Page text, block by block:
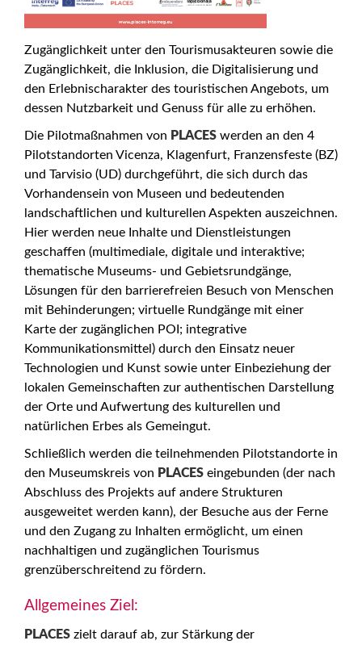
Zugänglichkeit unter den Tourismusakteuren sowie die
Zugänglichkeit, die Inklusion, die Digitalisierung und
den Erlebnischarakter des touristischen Angebots, um
dessen Nutzbarkeit und Genuss für alle zu erhöhen.
Die Pilotmaßnahmen von PLACES werden an den 4
Pilotstandorten Vicenza, Klagenfurt, Franzensfeste (BZ)
und Tarvisio (UD) durchgeführt, die sich durch das
Vorhandensein von Museen und bedeutenden
landschaftlichen und kulturellen Aspekten auszeichnen.
Hier werden neue Inhalte und Dienstleistungen
geschaffen (multimediale, digitale und interaktive;
thematische Museums- und Gebietsrundgänge,
Lösungen für den barrierefreien Besuch von Menschen
mit Behinderungen; virtuelle Rundgänge mit einer
Karte der zugänglichen POI; integrative
Kommunikationsmittel) durch den Einsatz neuer
Technologien und Kunst sowie unter Einbeziehung der
lokalen Gemeinschaften zur authentischen Darstellung
der Orte und Aufwertung des kulturellen und
natürlichen Erbes als Gemeingut.
Schließlich werden die teilnehmenden Pilotstandorte in
den Museumskreis von PLACES eingebunden (der nach
Abschluss des Projekts auf andere Strukturen
ausgeweitet werden kann), der Besuche aus der Ferne
und den Zugang zu Inhalten ermöglicht, um einen
nachhaltigen und zugänglichen Tourismus
grenzüberschreitend zu fördern.
Allgemeines Ziel:
PLACES zielt darauf ab, zur Stärkung der